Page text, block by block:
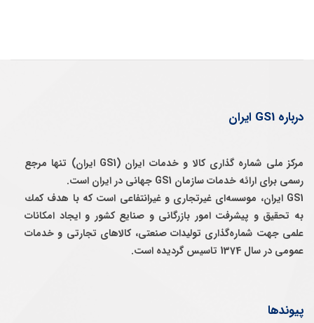
درباره GS1 ایران
مرکز ملی شماره گذاری کالا و خدمات ایران (GS1 ایران) تنها مرجع
رسمی برای ارائه خدمات سازمان GS1 جهانی در ایران است.
GS1 ایران، موسسه‌ای غيرتجاری و غيرانتفاعی است كه با هدف كمك
به تحقيق و پيشرفت امور بازرگانی و صنايع كشور و ايجاد امكانات
علمی جهت شماره‌گذاری توليدات صنعتی، كالاهای تجارتی و خدمات
عمومی در سال 1374 تاسيس گرديده است.
پیوندها